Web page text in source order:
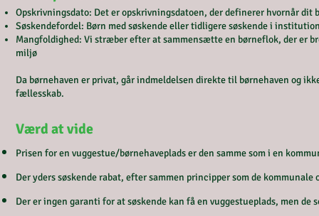
Opskrivningsdato: Det er opskrivningsdatoen, der definerer hvornår dit
Søskendefordel: Børn med søskende eller tidligere søskende i
Mangfoldighed: Vi stræber efter at sammensætte en børneflok, der er
miljø
Da børnehaven er privat, går indmeldelsen direkte til børnehaven og
fællesskab.
Værd at vide
Prisen for en vuggestue/børnehaveplads er den samme som i en
Der yders søskende rabat, efter sammen principper som de
Der er ingen garanti for at søskende kan få en vuggestueplads, men